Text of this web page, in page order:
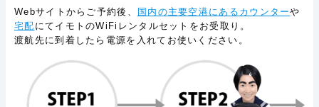
Webサイトからご予約後、 国内の主要空港にあるカウンターや
宅配 にてイモトのWiFiレンタルセットをお受取り。
渡航先に到着したら電源を入れてお使いください。